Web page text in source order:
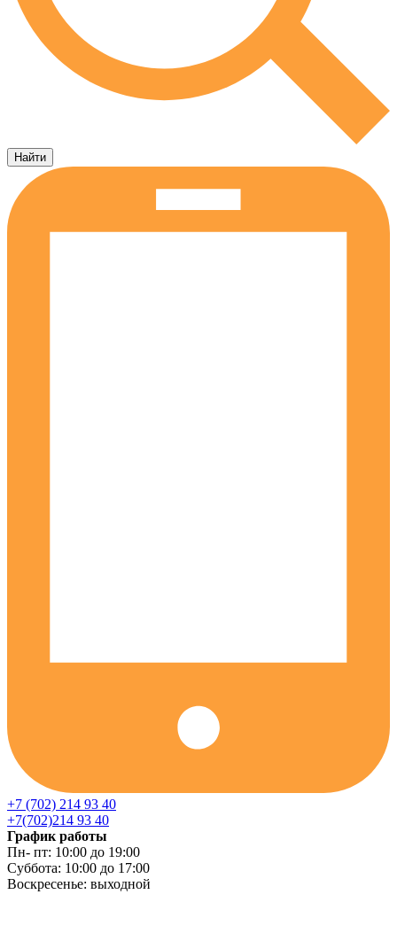
+7 (702) 214 93 40
+7(702)214 93 40
График работы
Пн- пт: 10:00 до 19:00
Суббота: 10:00 до 17:00
Воскресенье: выходной